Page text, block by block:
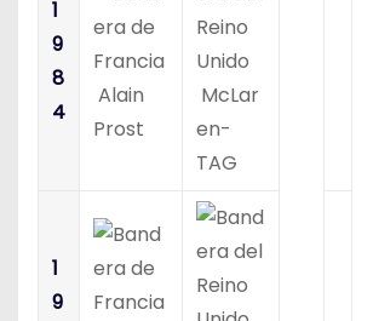
1
9
8
4
Alain
Prost
McLar
en-
TAG
1
9